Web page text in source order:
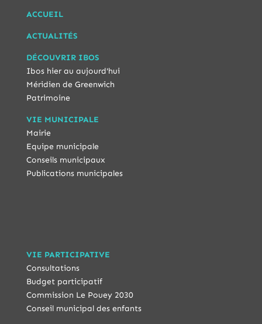
ACCUEIL
ACTUALITÉS
DÉCOUVRIR IBOS
Ibos hier au aujourd'hui
Méridien de Greenwich
Patrimoine
VIE MUNICIPALE
Mairie
Equipe municipale
Conseils municipaux
Publications municipales
VIE PARTICIPATIVE
Consultations
Budget participatif
Commission Le Pouey 2030
Conseil municipal des enfants